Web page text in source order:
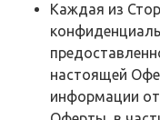
Каждая из
настоящей
информации